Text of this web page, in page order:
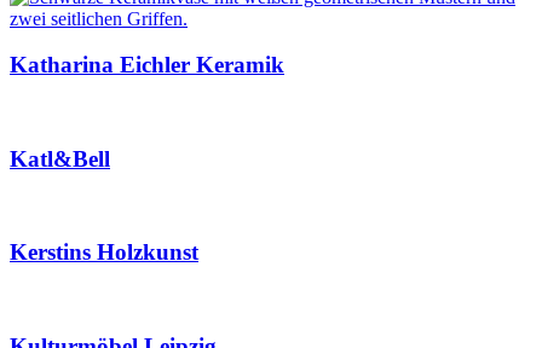
Katharina Eichler Keramik
Katl&Bell
Kerstins Holzkunst